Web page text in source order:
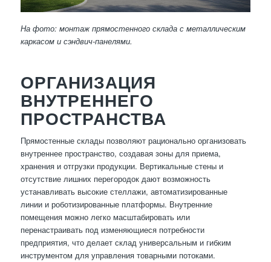
На фото: монтаж прямостенного склада с металлическим
каркасом и сэндвич-панелями.
ОРГАНИЗАЦИЯ
ВНУТРЕННЕГО
ПРОСТРАНСТВА
Прямостенные склады позволяют рационально организовать
внутреннее пространство, создавая зоны для приема,
хранения и отгрузки продукции. Вертикальные стены и
отсутствие лишних перегородок дают возможность
устанавливать высокие стеллажи, автоматизированные
линии и роботизированные платформы. Внутренние
помещения можно легко масштабировать или
перенастраивать под изменяющиеся потребности
предприятия, что делает склад универсальным и гибким
инструментом для управления товарными потоками.